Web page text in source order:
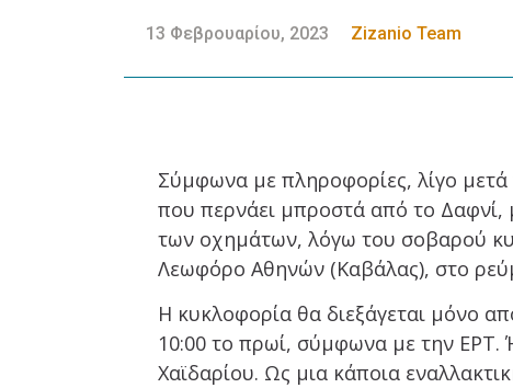
13 Φεβρουαρίου, 2023 Zizanio Team
Σύμφωνα με πληροφορίες, λίγο
που περνάει μπροστά από το Δαφνί,
των οχημάτων, λόγω του σοβαρού
Λεωφόρο Αθηνών (Καβάλας), στο
Η κυκλοφορία θα διεξάγεται μόνο
10:00 το πρωί, σύμφωνα με την ΕΡΤ.
Χαϊδαρίου. Ως μια κάποια